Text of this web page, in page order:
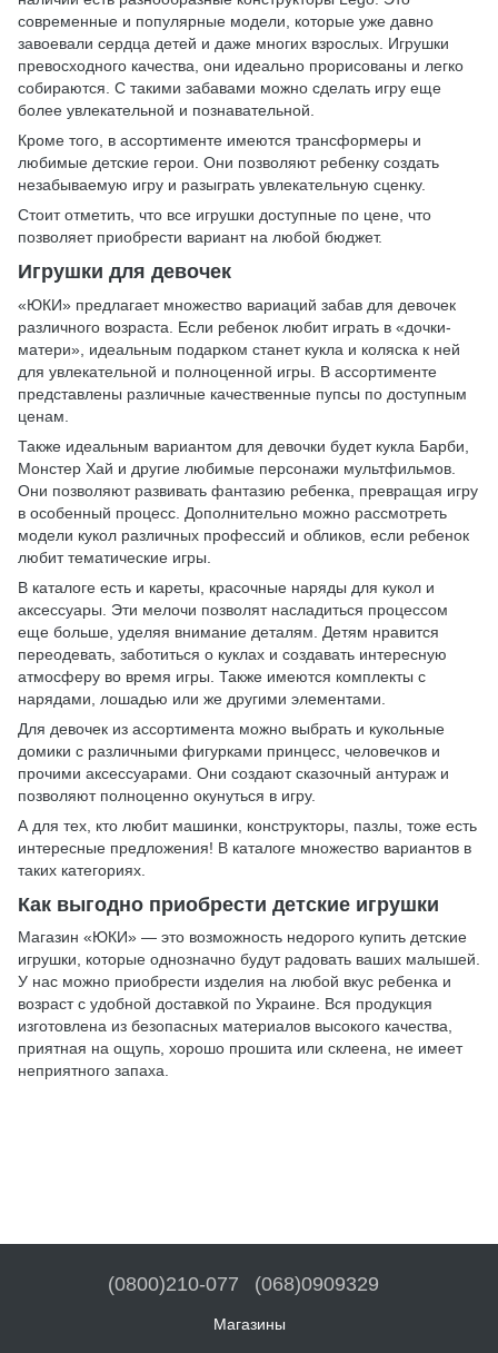
современные и популярные модели, которые уже давно
завоевали сердца детей и даже многих взрослых. Игрушки
превосходного качества, они идеально прорисованы и легко
собираются. С такими забавами можно сделать игру еще
более увлекательной и познавательной.
Кроме того, в ассортименте имеются трансформеры и
любимые детские герои. Они позволяют ребенку создать
незабываемую игру и разыграть увлекательную сценку.
Стоит отметить, что все игрушки доступные по цене, что
позволяет приобрести вариант на любой бюджет.
Игрушки для девочек
«ЮКИ» предлагает множество вариаций забав для девочек
различного возраста. Если ребенок любит играть в «дочки-
матери», идеальным подарком станет кукла и коляска к ней
для увлекательной и полноценной игры. В ассортименте
представлены различные качественные пупсы по доступным
ценам.
Также идеальным вариантом для девочки будет кукла Барби,
Монстер Хай и другие любимые персонажи мультфильмов.
Они позволяют развивать фантазию ребенка, превращая игру
в особенный процесс. Дополнительно можно рассмотреть
модели кукол различных профессий и обликов, если ребенок
любит тематические игры.
В каталоге есть и кареты, красочные наряды для кукол и
аксессуары. Эти мелочи позволят насладиться процессом
еще больше, уделяя внимание деталям. Детям нравится
переодевать, заботиться о куклах и создавать интересную
атмосферу во время игры. Также имеются комплекты с
нарядами, лошадью или же другими элементами.
Для девочек из ассортимента можно выбрать и кукольные
домики с различными фигурками принцесс, человечков и
прочими аксессуарами. Они создают сказочный антураж и
позволяют полноценно окунуться в игру.
А для тех, кто любит машинки, конструкторы, пазлы, тоже есть
интересные предложения! В каталоге множество вариантов в
таких категориях.
Как выгодно приобрести детские игрушки
Магазин «ЮКИ» — это возможность недорого купить детские
игрушки, которые однозначно будут радовать ваших малышей.
У нас можно приобрести изделия на любой вкус ребенка и
возраст с удобной доставкой по Украине. Вся продукция
изготовлена из безопасных материалов высокого качества,
приятная на ощупь, хорошо прошита или склеена, не имеет
неприятного запаха.
(0800)210-077 (068)0909329
Магазины